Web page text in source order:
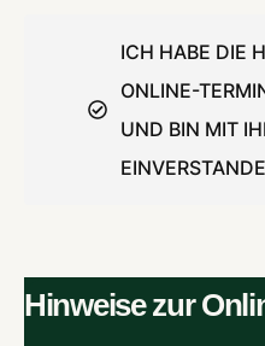
ICH HABE DIE
ONLINE-
UND BIN MIT
Hinweise zur